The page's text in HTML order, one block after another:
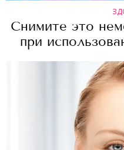
Снимите это
при